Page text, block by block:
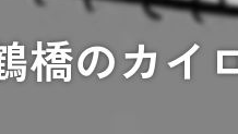
橋のカイ